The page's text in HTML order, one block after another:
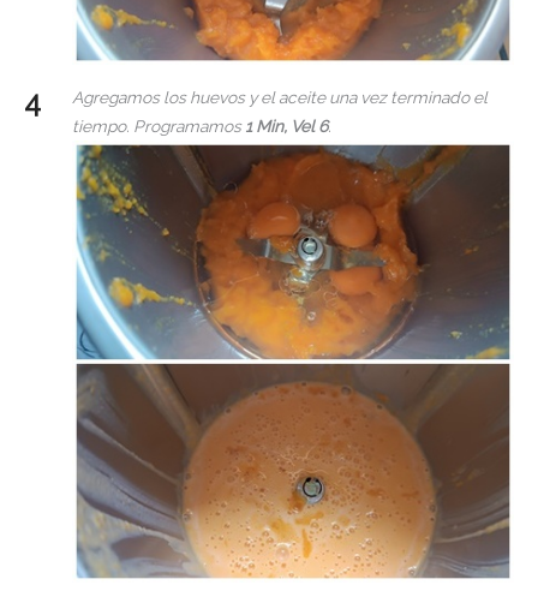
Agregamos los huevos y el aceite una vez terminado el
tiempo. Programamos1 Min, Vel 6.